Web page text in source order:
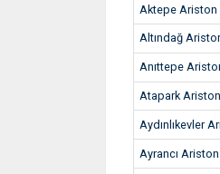
Aktepe Ariston
Altındağ
Anıttepe
Atapark
Aydınlıkevler
Ayrancı